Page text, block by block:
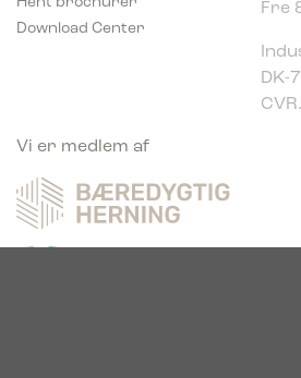
DK-
Vi er medlem af